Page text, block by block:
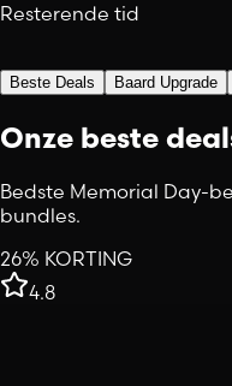
Resterende tid
Beste Deals Baard Upgrade
Onze beste
Bedste Memorial Day-
bundles.
26% KORTING
4.8